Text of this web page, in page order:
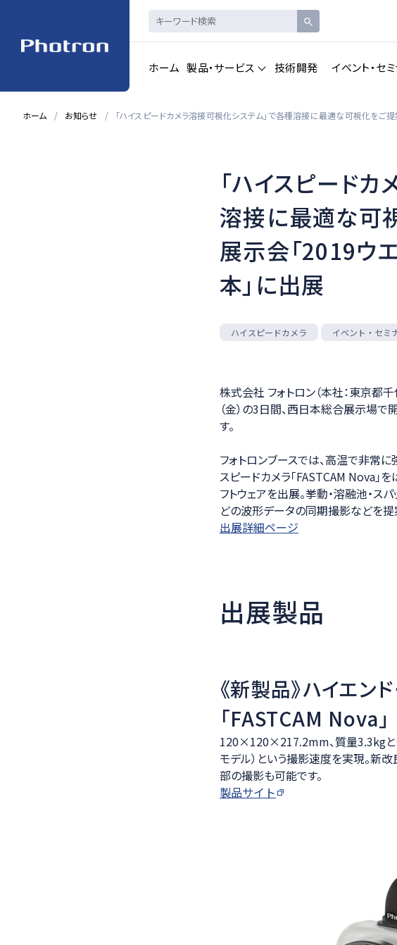
ホーム 製品・サービス 技術開発 イベント・セ
CAD製品
一覧を見る
映像伝
一覧を
医療ソリューション
ホーム お知らせ 「ハイスピードカメラ溶接可視化システム」で各種溶接に最適な可視化をご
「ハイスピード
溶接に最適な可
展示会「2019ウ
本」に出展
ハイスピードカメラ イベント・セミ
株式会社 フォトロン（本社：東京都
（金）の3日間、西日本総合展示場で
す。
フォトロンブースでは、高温で非常
スピードカメラ「FASTCAM Nova」
フトウェアを出展。挙動・溶融池・
どの波形データの同期撮影などを提
出展詳細ページ
出展製品
《新製品》ハイエン
「FASTCAM Nova」
120×120×217.2mm、質量3.3kgと
モデル）という撮影速度を実現。新
部の撮影も可能です。
製品サイト